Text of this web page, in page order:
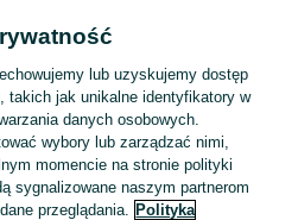
lub uzyskujemy dostęp
takich jak unikalne identyfikatory w
danych osobowych.
wybory lub zarządzać nimi,
momencie na stronie polityki
sygnalizowane naszym partnerom
przeglądania. Polityka